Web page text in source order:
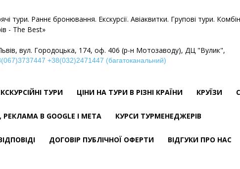
тури. Раннє бронювання. Екскурсії. Авіаквитки. Групові тури.
- The Best»
вул. Городоцька, 174, оф. 406 (р-н Мотозаводу), ДЦ "Вулик",
+38(032)2471447 (багатоканальний)
ТУРИ ЦІНИ НА ТУРИ В РІЗНІ КРАЇНИ КРУЇЗИ
В GOOGLE І META КУРСИ ТУРМЕНЕДЖЕРІВ
ДОГОВІР ПУБЛІЧНОЇ ОФЕРТИ ВІДГУКИ ПРО НАС